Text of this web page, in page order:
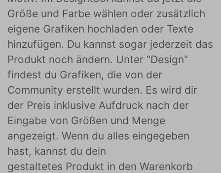
Größe und Farbe wählen oder zusätzlich
eigene Grafiken hochladen oder Texte
hinzufügen. Du kannst sogar jederzeit das
Produkt noch ändern. Unter "Design"
findest du Grafiken, die von der
Community erstellt wurden. Es wird dir
der Preis inklusive Aufdruck nach der
Eingabe von Größen und Menge
angezeigt. Wenn du alles eingegeben
hast, kannst du dein
gestaltetes Produkt in den Warenkorb